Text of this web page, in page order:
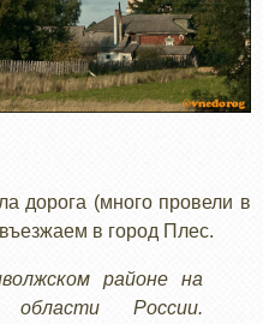
дорога (много провели в
в город Плес.
районе на
области России.